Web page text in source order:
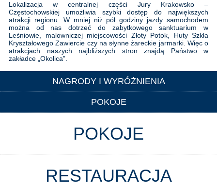
Lokalizacja w centralnej części Jury Krakowsko –
Częstochowskiej umożliwia szybki dostęp do największych
atrakcji regionu. W mniej niż pół godziny jazdy samochodem
można od nas dotrzeć do zabytkowego sanktuarium w
Leśniowie, malowniczej miejscowości Złoty Potok, Huty Szkła
Kryształowego Zawiercie czy na słynne żareckie jarmarki. Więc o
atrakcjach naszych najbliższych stron znajdą Państwo w
zakładce „Okolica”.
NAGRODY I WYRÓŻNIENIA
POKOJE
POKOJE
RESTAURACJA